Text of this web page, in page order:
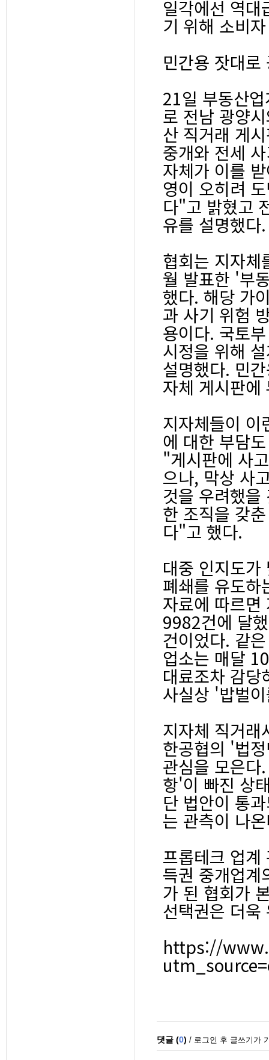
일각에선 역
기 위해 소비
민간용 잣대
21일 부동산
로 전남 광양
산 직거래 게
중개와 전세
자체가 이를
영이 오히려
다"고 밝혔고
유를 설명했다.
협회는 지자체
월 발표한 '부
했다. 해당 가
과 사기 위험
용이다. 국토
시정을 위해
설명했다. 민
자체 게시판에
지자체들이 이
에 대한 부담
"게시판에 사
으나, 막상 사
것을 우려했
한 조직을 갖
다"고 했다.
대중 인지도
폐쇄를 유도하
자료에 따르
9982건에 달
건이었다. 같
업소는 매달
대료조차 감당
사실상 '밥벌
지자체 직거래
한공협의 '법
관심을 모은다
항'이 빠진 상
단 법안이 통
는 관측이 나
프롭테크 업
득권 중개업
가 된 협회가
선택권은 더
https://